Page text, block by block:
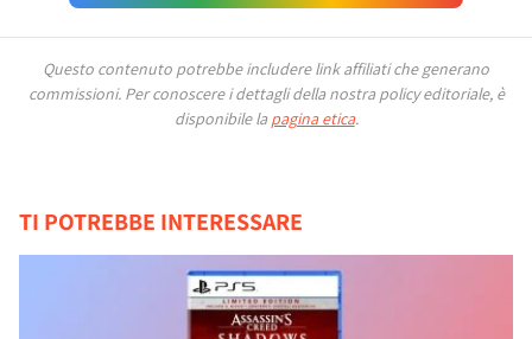
Questo contenuto potrebbe includere link affiliati che generano
commissioni. Per conoscere i dettagli della nostra policy editoriale, è
disponibile la pagina etica.
TI POTREBBE INTERESSARE